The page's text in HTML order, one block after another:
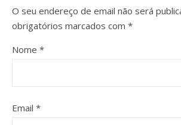
O seu endereço de email não será
obrigatórios marcados com *
Nome *
Email *